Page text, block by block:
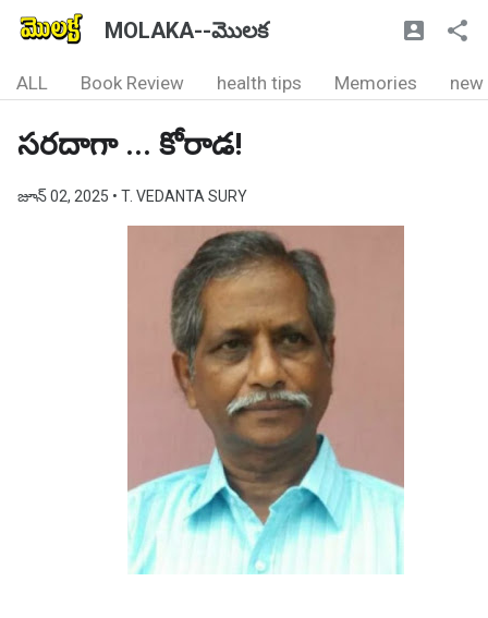
MOLAKA--మొలక
ALL Book Review health tips Memories new
సరదాగా ... కోరాడ!
జూన్ 02, 2025 • T. VEDANTA SURY